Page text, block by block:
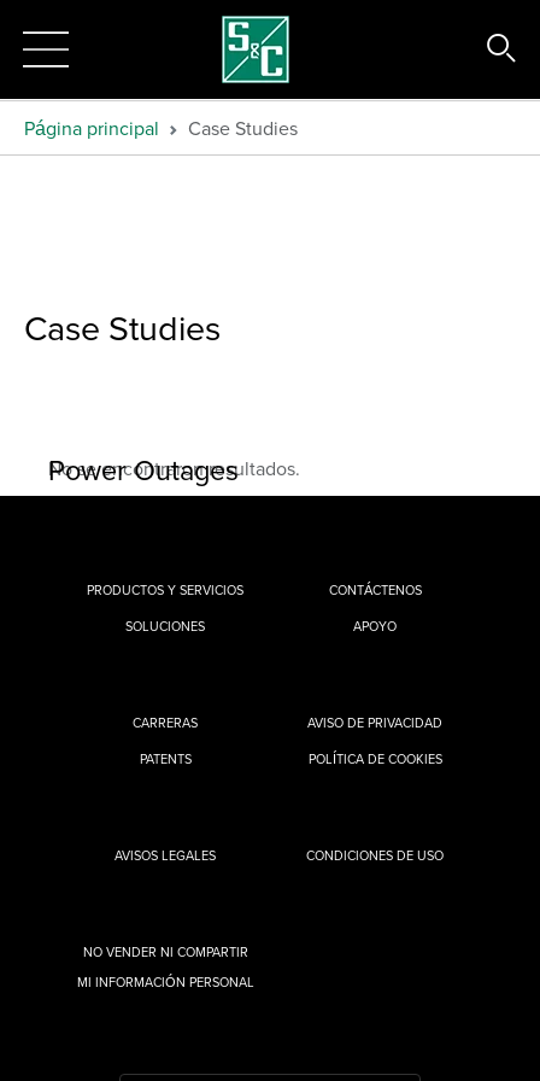
Página principal Case Studies
Case Studies
Power Outages
No se encontraron resultados.
PRODUCTOS Y SERVICIOS
SOLUCIONES
CONTÁCTENOS
APOYO
CARRERAS
PATENTS
AVISO DE PRIVACIDAD
POLÍTICA DE COOKIES
AVISOS LEGALES CONDICIONES DE USO
NO VENDER NI COMPARTIR
MI INFORMACIÓN PERSONAL